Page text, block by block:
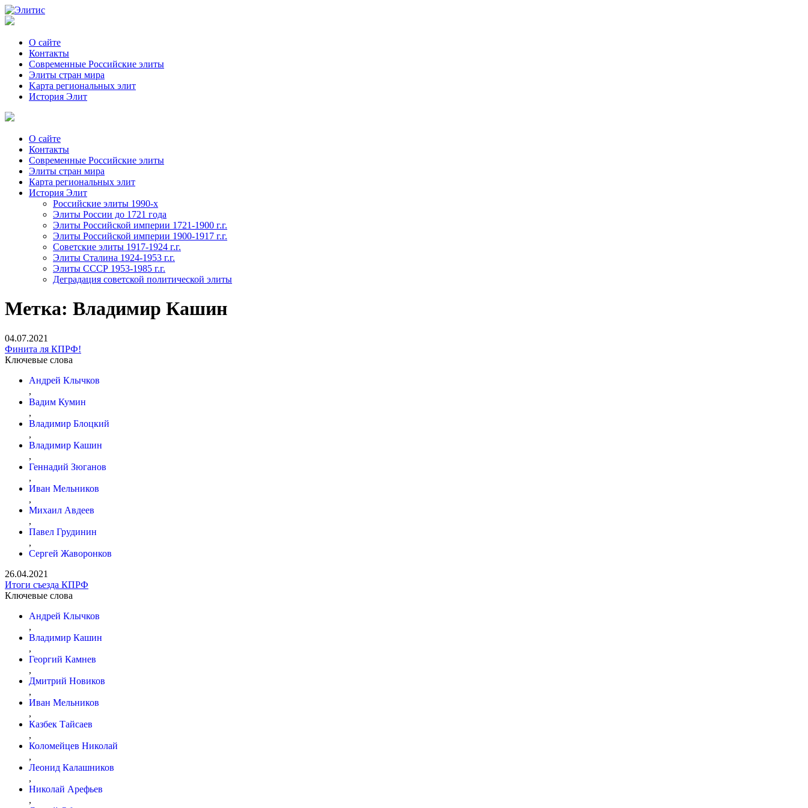
О сайте
Контакты
Современные Российские элиты
Элиты стран мира
Kартa региональных элит
История Элит
О сайте
Контакты
Современные Российские элиты
Элиты стран мира
Картa региональных элит
История Элит
Российские элиты 1990-х
Элиты России до 1721 года
Элиты Российской империи 1721-1900 г.г.
Элиты Российской империи 1900-1917 г.г.
Советские элиты 1917-1924 г.г.
Элиты Сталина 1924-1953 г.г.
Элиты СССР 1953-1985 г.г.
Деградация советской политической элиты
Метка: Владимир Кашин
04.07.2021
Финита ля КПРФ!
Ключевые слова
Андрей Клычков
,
Вадим Кумин
,
Владимир Блоцкий
,
Владимир Кашин
,
Геннадий Зюганов
,
Иван Мельников
,
Михаил Авдеев
,
Павел Грудинин
,
Сергей Жаворонков
26.04.2021
Итоги съезда КПРФ
Ключевые слова
Андрей Клычков
,
Владимир Кашин
,
Георгий Камнев
,
Дмитрий Новиков
,
Иван Мельников
,
Казбек Тайсаев
,
Коломейцев Николай
,
Леонид Калашников
,
Николай Арефьев
,